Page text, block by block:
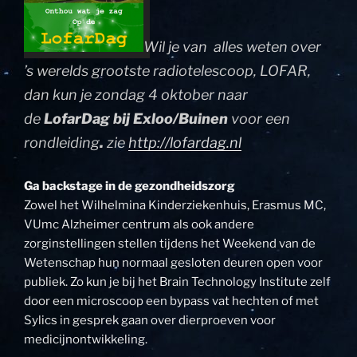
Wil je van alles weten over
’s werelds grootste radiotelescoop, LOFAR,
dan kun je zondag 4 oktober naar
deLofarDag bij Exloo/Buinen voor een
rondleiding. zie http://lofardag.nl
Ga backstage in de gezondheidszorg
Zowel het Wilhelmina Kinderziekenhuis, Erasmus MC,
VUmc Alzheimer centrum als ook andere
zorginstellingen stellen tijdens het Weekend van de
Wetenschap hun normaal gesloten deuren open voor
publiek. Zo kun je bij het Brain Technology Institute zelf
door een microscoop een bypass vat hechten of met
Sylics in gesprek gaan over dierproeven voor
medicijnontwikkeling.